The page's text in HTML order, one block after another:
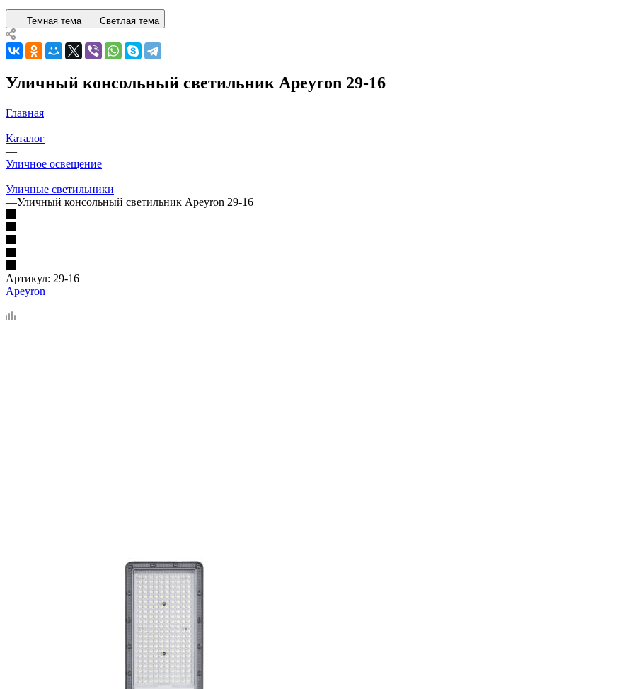
Темная тема Светлая тема
Уличный консольный светильник Apeyron 29-16
Главная
—
Каталог
—
Уличное освещение
—
Уличные светильники
—Уличный консольный светильник Apeyron 29-16
Артикул: 29-16
Apeyron